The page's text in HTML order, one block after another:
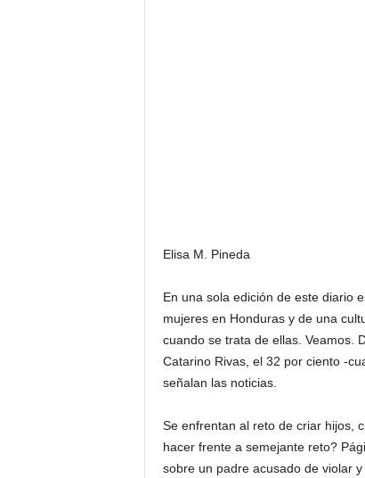
Elisa M. Pineda
En una sola edición de este diario
mujeres en Honduras y de una
cuando se trata de ellas. Veamos.
Catarino Rivas, el 32 por ciento -
señalan las noticias.
Se enfrentan al reto de criar hijos,
hacer frente a semejante reto?
sobre un padre acusado de violar